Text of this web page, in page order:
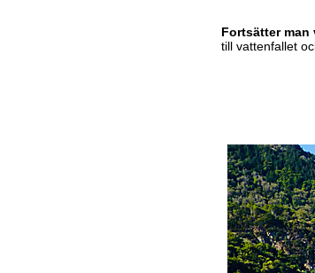
Fortsätter man
till vattenfallet